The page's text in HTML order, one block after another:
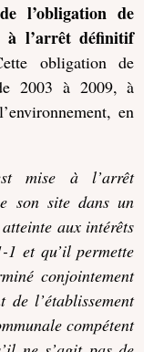
l’obligation de
à l’arrêt définitif
obligation de
2003 à 2009, à
en
mise à l’arrêt
son site dans un
aux intérêts
et qu’il permette
conjointement
l’établissement
compétent